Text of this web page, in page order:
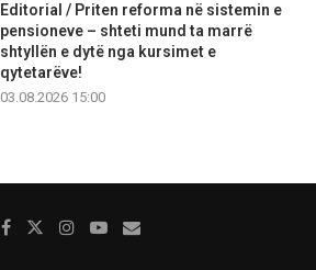
Editorial / Priten reforma në sistemin e
pensioneve – shteti mund ta marrë
shtyllën e dytë nga kursimet e
qytetarëve!
03.08.2026 15:00